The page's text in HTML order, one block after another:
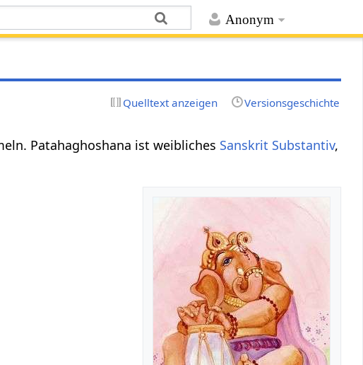
Anonym
Quelltext anzeigen Versionsgeschichte
Patahaghoshana ist weibliches Sanskrit Substantiv,